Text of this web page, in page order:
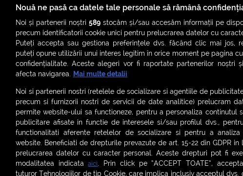
ȘTIRI SMART SHORTS
ASCULTĂ ACUM RADIOURILE SMART
Termeni și condiții | Politica de confidențialitate | Politica de cookies
Nouă ne pasă ca datele tale personale să rămână
Noi și partenerii noștri589 stocăm și/sau accesăm informații pe
precum identificatorii cookie unici pentru prelucrarea datelor cu
Puteți accepta sau gestiona preferințele dvs. făcând clic mai jos,
puteți opune utilizării unui interes legitim în orice moment pe pagina
confidențialitate. Aceste alegeri vor fi raportate partenerilor noștri
afecta navigarea. Mai multe detalii
Noi si partenerii nostri (retelele de socializare si agentiile de
precum si furnizorii nostri de servicii de date analitice) prelucram
permite website-ului sa functioneze, pentru a personaliza continutul
publicitare afisate in functie de interesele si/sau profilul dvs.,
functionalitati aferente retelelor de socializare si pentru a
website. Beneficiati de drepturile prevazute de art. 15-22 din GDPR in
prelucrarea datelor cu caracter personal. Aceste drepturi pot fi
modalitatea indicataaici. Prin click pe “ACCEPT TOATE”,
tuturor Tehnologiilor de tip Cookie, care implica inclusiv acceptul dvs.